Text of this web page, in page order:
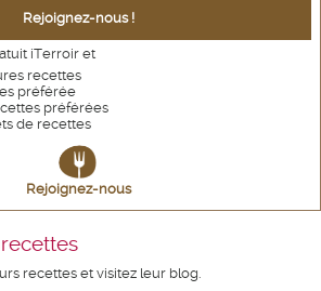
Rejoignez-nous !
iTerroir et
recettes
préférée
préférées
de recettes
Rejoignez-nous
recettes et visitez leur blog.